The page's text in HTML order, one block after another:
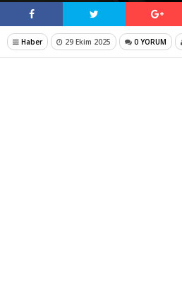
Haber 29 Ekim 2025 0 YORUM